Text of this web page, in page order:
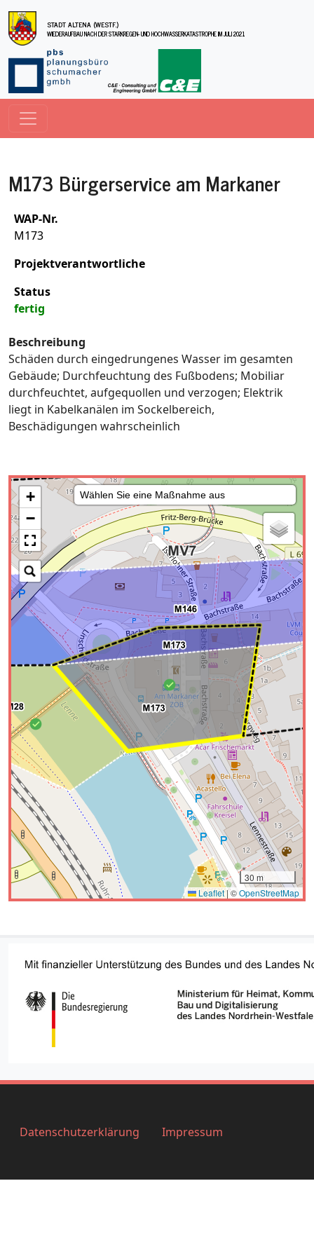
Direkt zum Inhalt
STADT ALTENA (WESTF.)
WIEDERAUFBAU NACH DER STARKREGEN- UND HOCHWASSERKATASTROPHE IM JULI 2021
M173 Bürgerservice am Markaner
WAP-Nr.
M173
Projektverantwortliche
Status
fertig
Beschreibung
Schäden durch eingedrungenes Wasser im gesamten
Gebäude; Durchfeuchtung des Fußbodens; Mobiliar
durchfeuchtet, aufgequollen und verzogen; Elektrik
liegt in Kabelkanälen im Sockelbereich,
Beschädigungen wahrscheinlich
Datenschutzerklärung Impressum